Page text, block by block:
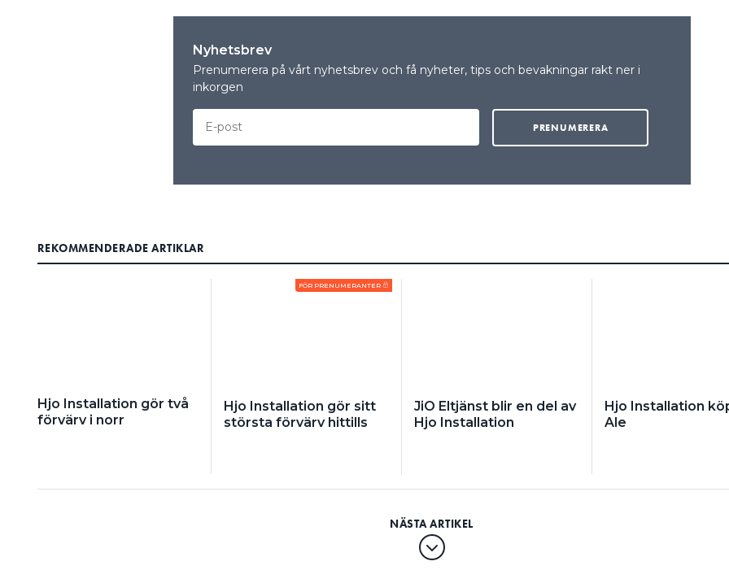
Nyhetsbrev
Prenumerera på vårt nyhetsbrev och få nyheter, tips och bevakningar rakt ner i
inkorgen
REKOMMENDERADE ARTIKLAR
Hjo Installation gör två
förvärv i norr
FÖR PRENUMERANTER
Hjo Installation gör sitt
största förvärv hittills
JiO Eltjänst blir en del av
Hjo Installation
Hjo Installation
Ale